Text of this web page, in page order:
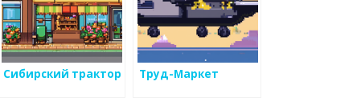
Сибирский трактор Труд-Маркет